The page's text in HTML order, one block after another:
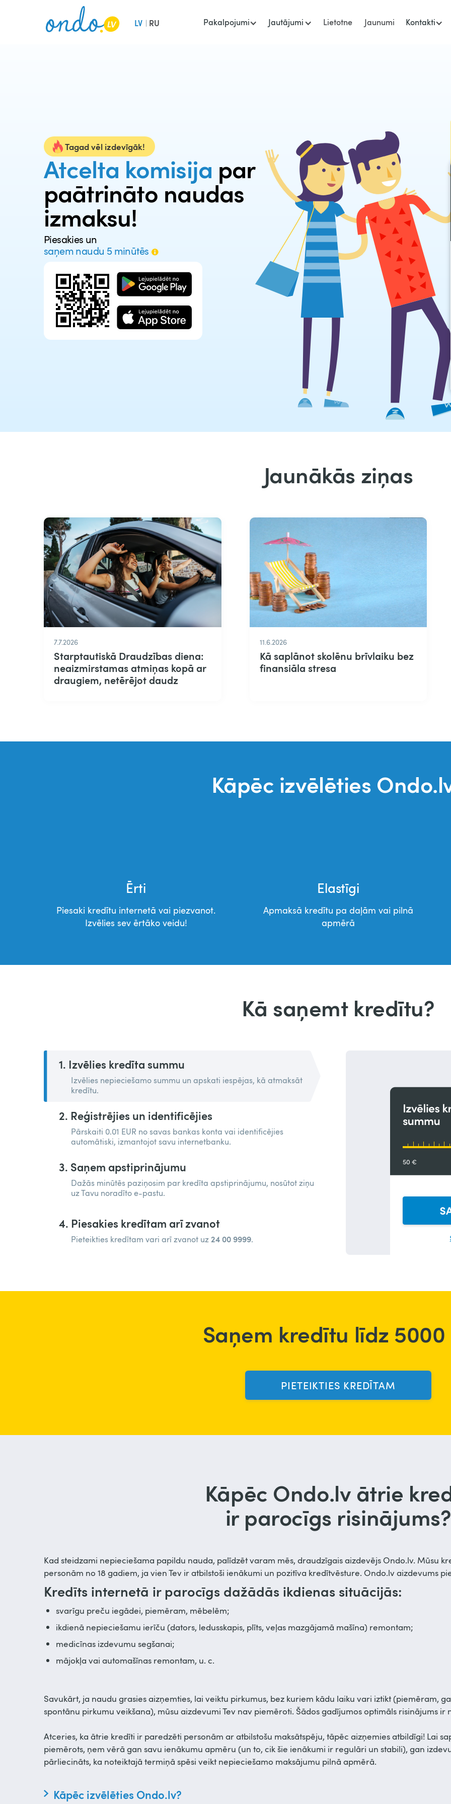
LV | RU Pakalpojumi Jautājumi Lietotne Jaunumi Kontakti
Tagad vēl izdevīgāk!
Atcelta komisija par
paātrināto naudas
izmaksu!
Piesakies un
saņem naudu 5 minūtēs
Jaunākās ziņas
7.7.2026
Starptautiskā Draudzības diena:
neaizmirstamas atmiņas kopā ar
draugiem, netērējot daudz​
11.6.2026
Kā saplānot skolēnu brīvlaiku bez
finansiāla stresa
Kāpēc izvēlēties
Ērti
Piesaki kredītu internetā vai piezvanot.
Izvēlies sev ērtāko veidu!
Elastīgi
Apmaksā kredītu pa daļām vai pilnā
apmērā
Kā saņemt kredītu?
1. Izvēlies kredīta summu
Izvēlies nepieciešamo summu un apskati iespējas, kā atmaksāt
kredītu.
2. Reģistrējies un identificējies
Pārskaiti 0.01 EUR no savas bankas konta vai identificējies
automātiski, izmantojot savu internetbanku.
3. Saņem apstiprinājumu
Dažās minūtēs paziņosim par kredīta apstiprinājumu, nosūtot ziņu
uz Tavu noradīto e-pastu.
4. Piesakies kredītam arī zvanot
Pieteikties kredītam vari arī zvanot uz24 00 9999.
Saņem kredītu līdz
PIETEIKTIES KREDĪTAM
Kāpēc Ondo.lv ātrie
ir parocīgs risinājums?
Kad steidzami nepieciešama papildu nauda, palīdzēt varam mēs, draudzīgais aizdevējs Ondo.lv. Mūsu
personām no 18 gadiem, ja vien Tev ir atbilstoši ienākumi un pozitīva kredītvēsture. Ondo.lv aizdevums
Kredīts internetā ir parocīgs dažādās ikdienas situācijās:
svarīgu preču iegādei, piemēram, mēbelēm;
ikdienā nepieciešamu ierīču (dators, ledusskapis, plīts, veļas mazgājamā mašīna) remontam;
medicīnas izdevumu segšanai;
mājokļa vai automašīnas remontam, u. c.
Savukārt, ja naudu grasies aizņemties, lai veiktu pirkumus, bez kuriem kādu laiku vari iztikt (piemēram,
spontānu pirkumu veikšana), mūsu aizdevumi Tev nav piemēroti. Šādos gadījumos optimāls risinājums ir
Atceries, ka ātrie kredīti ir paredzēti personām ar atbilstošu maksātspēju, tāpēc aizņemies atbildīgi! Lai
piemērots, ņem vērā gan savu ienākumu apmēru (un to, cik šie ienākumi ir regulāri un stabili), gan
pārliecināts, ka noteiktajā termiņā spēsi veikt nepieciešamo maksājumu pilnā apmērā.
Kāpēc izvēlēties Ondo.lv?